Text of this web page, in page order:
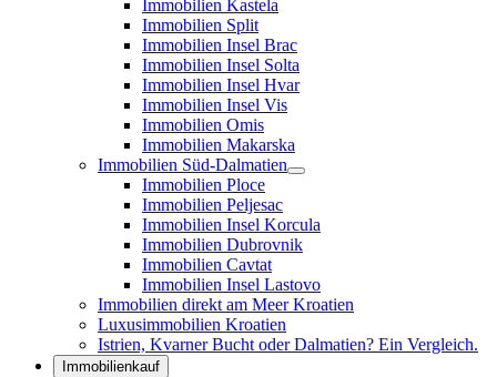
Immobilien Kastela
Immobilien Split
Immobilien Insel Brac
Immobilien Insel Solta
Immobilien Insel Hvar
Immobilien Insel Vis
Immobilien Omis
Immobilien Makarska
Immobilien Süd-Dalmatien
Immobilien Ploce
Immobilien Peljesac
Immobilien Insel Korcula
Immobilien Dubrovnik
Immobilien Cavtat
Immobilien Insel Lastovo
Immobilien direkt am Meer Kroatien
Luxusimmobilien Kroatien
Istrien, Kvarner Bucht oder Dalmatien? Ein Vergleich.
Immobilienkauf